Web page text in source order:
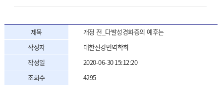
제목
개정 전_다발성경화증의 예후는
작성자
대한신경면역학회
작성일
2020-06-30 15:12:20
조회수
4295